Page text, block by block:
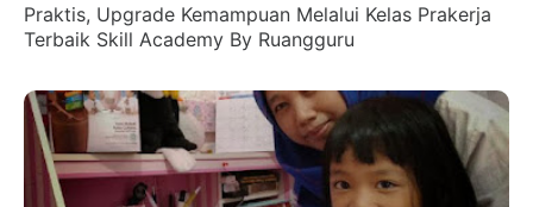
Praktis, Upgrade Kemampuan Melalui Kelas Prakerja
Terbaik Skill Academy By Ruangguru